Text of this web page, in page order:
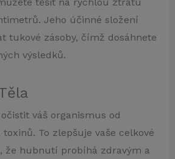
těšit na rychlou ztrátu
Jeho účinné složení
tukové zásoby, čímž dosáhnete
výsledků.
váš organismus od
To zlepšuje vaše celkové
že hubnutí probíhá zdravým a